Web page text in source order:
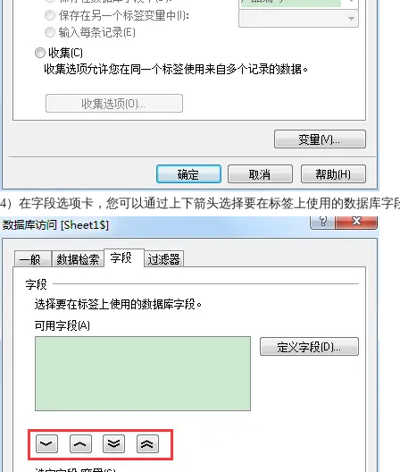
4）在字段选项卡，您可以通过上下箭头选择要在标签上使用的数据库字